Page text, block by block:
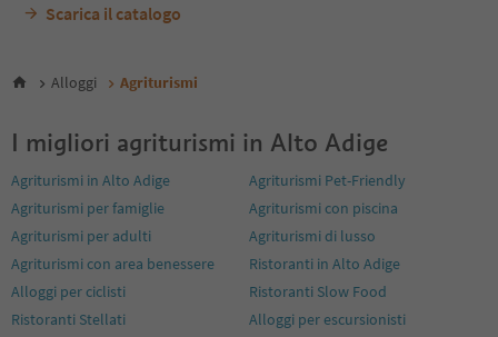
20
23
26
27
28
29
30
31
32
34
Scarica il catalogo
Alloggi Agriturismi
I migliori agriturismi in Alto Adige
Agriturismi in Alto Adige
Agriturismi Pet-Friendly
Agriturismi per famiglie
Agriturismi con piscina
Agriturismi per adulti
Agriturismi di lusso
Agriturismi con area benessere
Ristoranti in Alto Adige
Alloggi per ciclisti
Ristoranti Slow Food
Ristoranti Stellati
Alloggi per escursionisti